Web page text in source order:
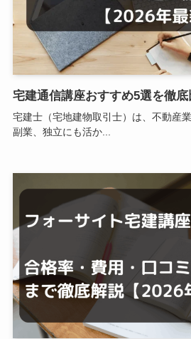
宅建通信講座おすすめ5選を徹底
宅建士（宅地建物取引士）は、不動産
副業、独立にも活か...